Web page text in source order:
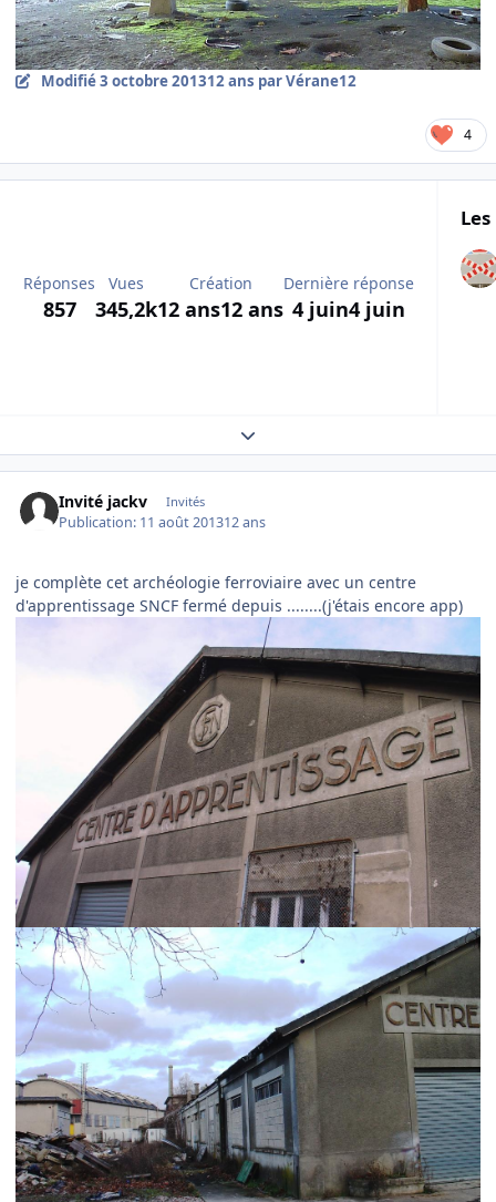
Modifié3 octobre 201312 ans par Vérane12
4
Réponses
857
Vues
345,2k
Création
12 ans12 ans
Dernière réponse
4 juin4 juin
Expand topic overview
Invité jackv Invités
Publication: 11 août 201312 ans
je complète cet archéologie ferroviaire avec un centre
d'apprentissage SNCF fermé depuis ........(j'étais encore app)